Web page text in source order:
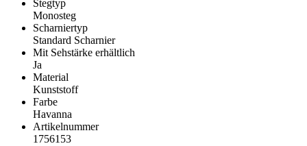
Stegtyp
Monosteg
Scharniertyp
Standard Scharnier
Mit Sehstärke erhältlich
Ja
Material
Kunststoff
Farbe
Havanna
Artikelnummer
1756153